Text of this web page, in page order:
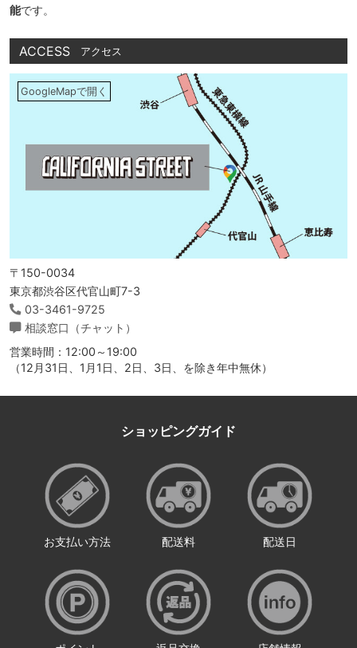
能です。
ACCESS アクセス
GoogleMapで開く
〒150-0034
東京都渋谷区代官山町7-3
03-3461-9725
相談窓口（チャット）
営業時間：12:00～19:00
（12月31日、1月1日、2日、3日、を除き年中無休）
ショッピングガイド
お支払い方法 配送料 配送日